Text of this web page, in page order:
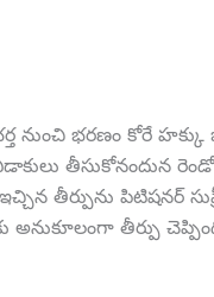
నుంచి భరణం కోరే హక్కు
తీసుకోనందున
తీర్పును పిటిషనర్
తీర్పు